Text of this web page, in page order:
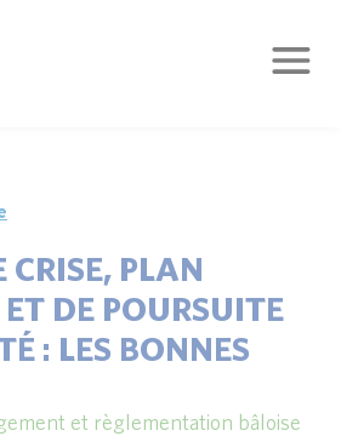
CRISE, PLAN
ET DE POURSUITE
: LES BONNES
et règlementation bâloise